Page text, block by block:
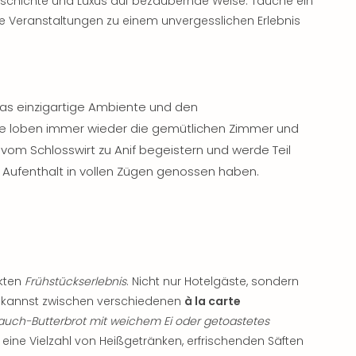
Veranstaltungen zu einem unvergesslichen Erlebnis
einzigartige Ambiente und den
loben immer wieder die gemütlichen Zimmer und
Schlosswirt zu Anif begeistern und werde Teil
in vollen Zügen genossen haben.
Frühstückserlebnis. Nicht nur Hotelgäste, sondern
zwischen verschiedenen à la carte
Butterbrot mit weichem Ei oder getoastetes
eine Vielzahl von Heißgetränken, erfrischenden Säften